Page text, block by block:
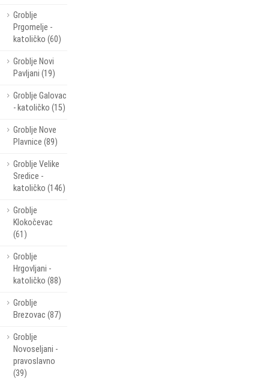
Groblje
Prgomelje -
katoličko (60)
Groblje Novi
Pavljani (19)
Groblje Galovac
- katoličko (15)
Groblje Nove
Plavnice (89)
Groblje Velike
Sredice -
katoličko (146)
Groblje
Klokočevac
(61)
Groblje
Hrgovljani -
katoličko (88)
Groblje
Brezovac (87)
Groblje
Novoseljani -
pravoslavno
(39)